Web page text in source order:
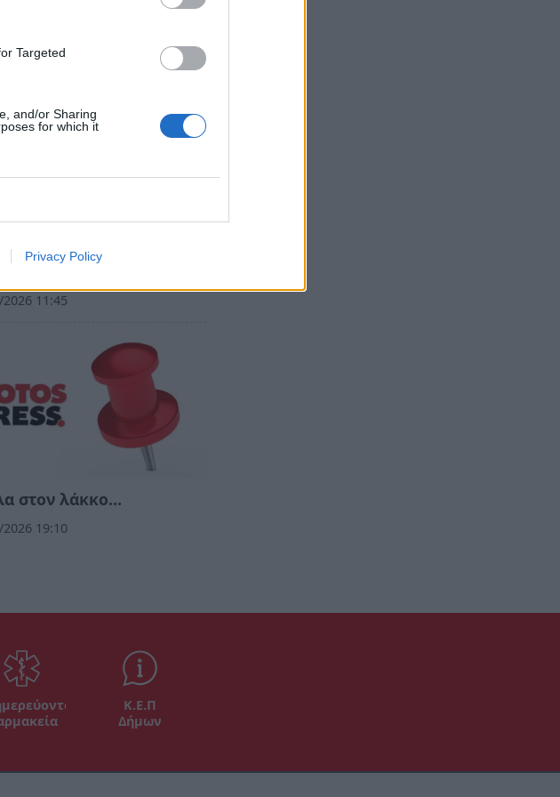
Targeted
and/or Sharing
for which it
Privacy PolicyΤο ίδιο
11:45
στον λάκκο…
19:10
Κ.Ε.Π
Δήμων